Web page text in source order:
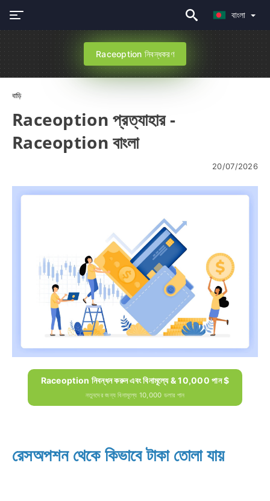
বাংলা
Raceoption নিবন্ধকরণ
বাড়ি
Raceoption প্রত্যাহার -
Raceoption বাংলা
20/07/2026
Raceoption নিবন্ধন করুন এবং বিনামূল্যে & 10,000 পান $
নতুনদের জন্য বিনামূল্যে 10,000 ডলার পান
রেসঅপশন থেকে কিভাবে টাকা তোলা যায়